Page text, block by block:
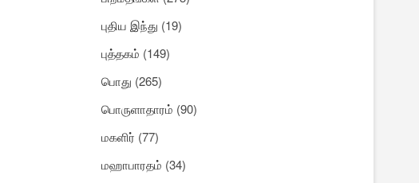
புதிய இந்து (19)
புத்தகம் (149)
பொது (265)
பொருளாதாரம் (90)
மகளிர் (77)
மஹாபாரதம் (34)